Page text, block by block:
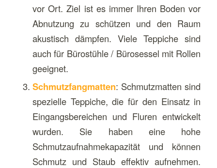
vor Ort. Ziel ist es immer Ihren Boden vor
Abnutzung zu schützen und den Raum
akustisch dämpfen. Viele Teppiche sind
auch für Bürostühle / Bürosessel mit Rollen
geeignet.
Schmutzfangmatten: Schmutzmatten sind
spezielle Teppiche, die für den Einsatz in
Eingangsbereichen und Fluren entwickelt
wurden. Sie haben eine hohe
Schmutzaufnahmekapazität und können
Schmutz und Staub effektiv aufnehmen.